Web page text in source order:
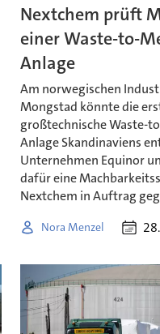
Nextchem prüft
einer Waste-to-
Anlage
Am norwegischen
Mongstad könnte die
großtechnische Waste-
Anlage Skandinaviens
Unternehmen Equinor
dafür eine
Nextchem in Auftrag
Nora Menzel